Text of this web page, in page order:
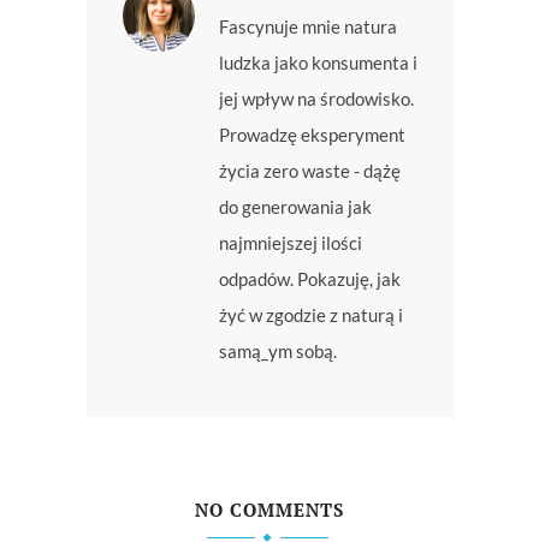
Fascynuje mnie natura
ludzka jako konsumenta i
jej wpływ na środowisko.
Prowadzę eksperyment
życia zero waste - dążę
do generowania jak
najmniejszej ilości
odpadów. Pokazuję, jak
żyć w zgodzie z naturą i
samą_ym sobą.
NO COMMENTS